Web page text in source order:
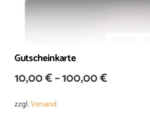
Gutscheinkarte
10,00€–100,00€
zzgl.Versand